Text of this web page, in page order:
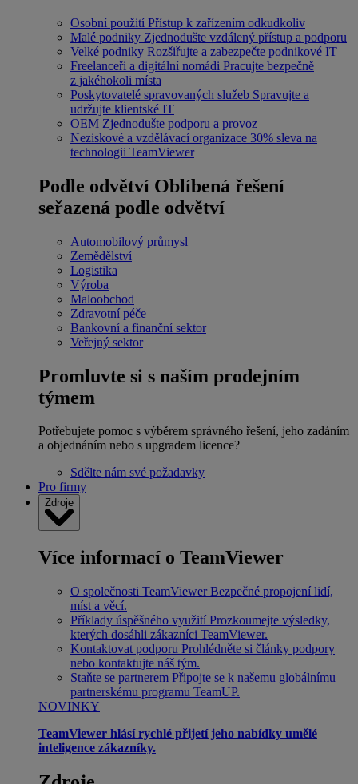
Osobní použití Přístup k zařízením odkudkoliv
Malé podniky Zjednodušte vzdálený přístup a podporu
Velké podniky Rozšiřujte a zabezpečte podnikové IT
Freelanceři a digitální nomádi Pracujte bezpečně
z jakéhokoli místa
Poskytovatelé spravovaných služeb Spravujte a
udržujte klientské IT
OEM Zjednodušte podporu a provoz
Neziskové a vzdělávací organizace 30% sleva na
technologii TeamViewer
Podle odvětví Oblíbená řešení
seřazená podle odvětví
Automobilový průmysl
Zemědělství
Logistika
Výroba
Maloobchod
Zdravotní péče
Bankovní a finanční sektor
Veřejný sektor
Promluvte si s naším prodejním
týmem
Potřebujete pomoc s výběrem správného řešení, jeho zadáním
a objednáním nebo s upgradem licence?
Sdělte nám své požadavky
Pro firmy
Zdroje
Více informací o TeamViewer
O společnosti TeamViewer Bezpečné propojení lidí,
míst a věcí.
Příklady úspěšného využití Prozkoumejte výsledky,
kterých dosáhli zákazníci TeamViewer.
Kontaktovat podporu Prohlédněte si články podpory
nebo kontaktujte náš tým.
Staňte se partnerem Připojte se k našemu globálnímu
partnerskému programu TeamUP.
NOVINKY
TeamViewer hlásí rychlé přijetí jeho nabídky umělé
inteligence zákazníky.